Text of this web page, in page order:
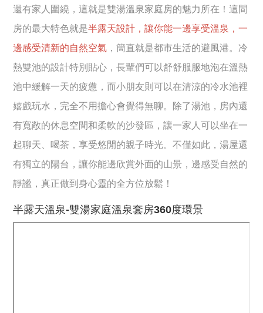
還有家人圍繞，這就是雙湯溫泉家庭房的魅力所在！這間
房的最大特色就是半露天設計，讓你能一邊享受溫泉，一
邊感受清新的自然空氣 ，簡直就是都市生活的避風港。冷
熱雙池的設計特別貼心，長輩們可以舒舒服服地泡在溫熱
池中緩解一天的疲憊，而小朋友則可以在清涼的冷水池裡
嬉戲玩水，完全不用擔心會覺得無聊。除了湯池，房內還
有寬敞的休息空間和柔軟的沙發區，讓一家人可以坐在一
起聊天、喝茶，享受悠閒的親子時光。不僅如此，湯屋還
有獨立的陽台，讓你能邊欣賞外面的山景，邊感受自然的
靜謐，真正做到身心靈的全方位放鬆！
半露天溫泉-雙湯家庭溫泉套房360度環景